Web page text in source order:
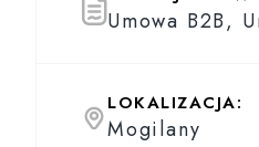
Umowa B2B,
LOKALIZACJA:
Mogilany